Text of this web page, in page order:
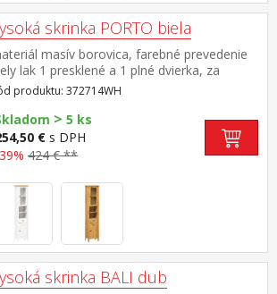
skrinka PORTO biela
masív borovica, farebné prevedenie
lak 1 presklené a 1 plné dvierka, za
1 polica 2 niky, 1 zásuvka s kovovými
maximálne nosnosti uvedené v
na montáž súčasť zostavy PORTO
produktu: 372714WH
> 5 ks
€ s DPH
424 € **
skrinka BALI dub